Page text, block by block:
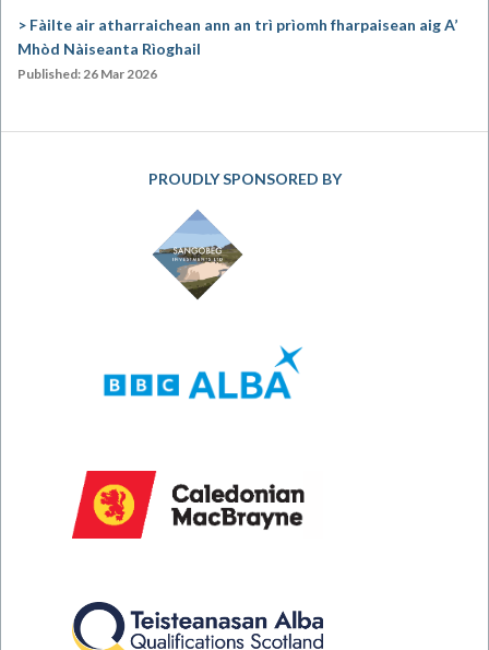
Fàilte air atharraichean ann an trì prìomh fharpaisean aig A’
Mhòd Nàiseanta Rìoghail
Published: 26 Mar 2026
PROUDLY SPONSORED BY